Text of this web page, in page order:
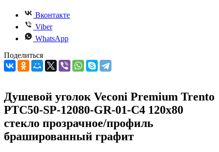
Вконтакте
Viber
WhatsApp
Поделиться
Душевой уголок Veconi Premium Trento
PTC50-SP-12080-GR-01-C4 120х80
стекло прозрачное/профиль
брашированный графит